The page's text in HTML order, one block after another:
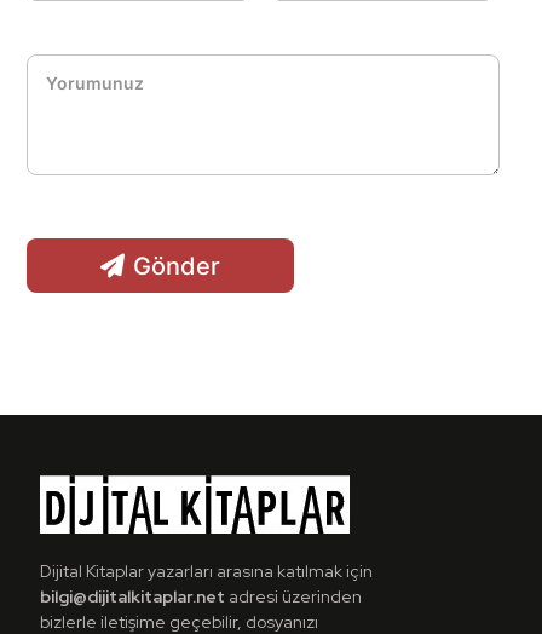
Gönder
Dijital Kitaplar yazarları arasına katılmak için
bilgi@dijitalkitaplar.net adresi üzerinden
bizlerle iletişime geçebilir, dosyanızı